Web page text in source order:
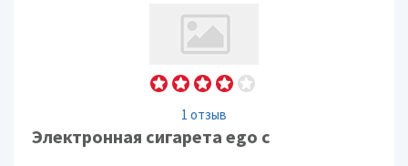
1 отзыв
Электронная сигарета ego c